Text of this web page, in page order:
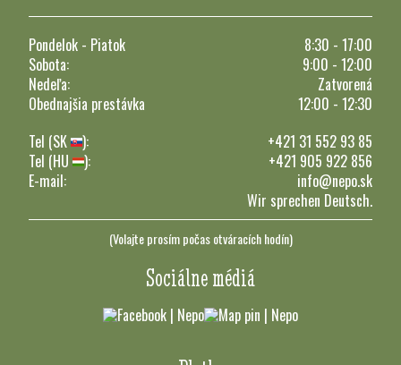
Pondelok - Piatok
8:30 - 17:00
Sobota:
9:00 - 12:00
Nedeľa:
Zatvorená
Obednajšia prestávka
12:00 - 12:30
Tel (SK
):
+421 31 552 93 85
Tel (HU
):
+421 905 922 856
E-mail:
info@nepo.sk
Wir sprechen Deutsch.
(Volajte prosím počas otváracích hodín)
Sociálne médiá